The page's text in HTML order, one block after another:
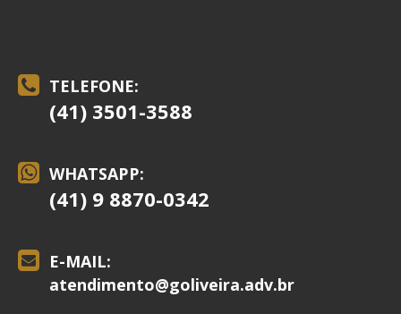
TELEFONE:
(41) 3501-3588
WHATSAPP:
(41) 9 8870-0342
E-MAIL:
atendimento@goliveira.adv.br